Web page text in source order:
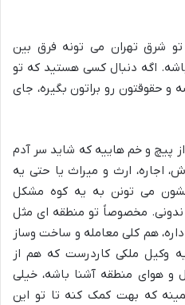
تو شرق تهران می تونه فرق بین
اگه دنبال کسی هستید که تو
و حقوقتون رو براتون بگیره، جای
پیچ و خم هاییه که شاید سر آدم
اجاره، ارث و میراث یا حتی یه
می تونن به یه کوه مشکل
مخصوصاً تو منطقه ای مثل
هم کلی معامله و ساخت وساز
وکیل ملکی کاردرست که هم از
و هوای منطقه آشنا باشه، خیلی
که بهت کمک کنه تا تو این